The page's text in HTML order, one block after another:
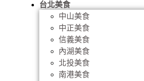
台北美食
中山美食
中正美食
信義美食
內湖美食
北投美食
南港美食